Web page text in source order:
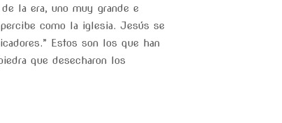
la era, uno muy grande e
como la iglesia. Jesús se
Estos son los que han
que desecharon los